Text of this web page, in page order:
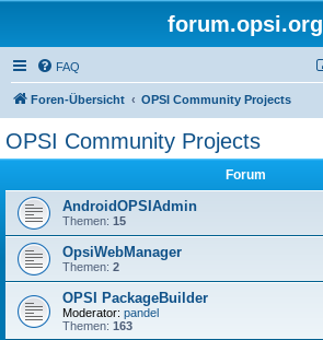
forum.opsi.org
FAQ
Foren-Übersicht OPSI Community Projects
OPSI Community Projects
Forum
AndroidOPSIAdmin
Themen: 15
OpsiWebManager
Themen: 2
OPSI PackageBuilder
Moderator: pandel
Themen: 163